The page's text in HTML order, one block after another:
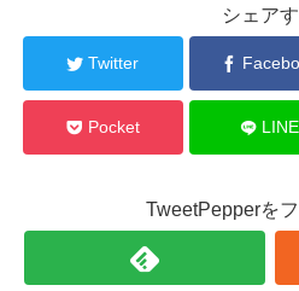
シェア
Twitter
Pocket LINE
TweetPepperを